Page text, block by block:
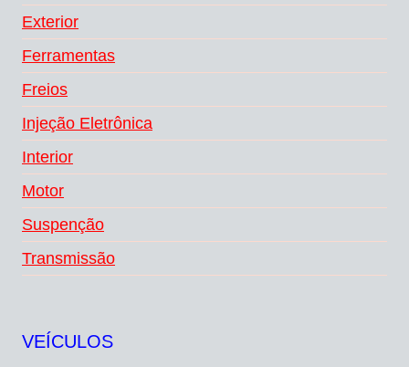
Exterior
Ferramentas
Freios
Injeção Eletrônica
Interior
Motor
Suspenção
Transmissão
VEÍCULOS